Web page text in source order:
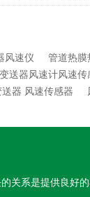
风速仪 管道热膜
送器风速计风速传
器 风速传感器
关系是提供良好